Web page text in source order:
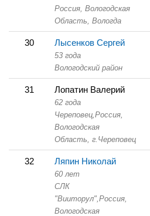
Россия, Вологодская
Область, Вологда
30 Лысенков Сергей
53 года
Вологодский район
31 Лопатин Валерий
62 года
Череповец,Россия,
Вологодская
Область, г.Череповец
32 Ляпин Николай
60 лет
СЛК
"Вииторул",Россия,
Вологодская